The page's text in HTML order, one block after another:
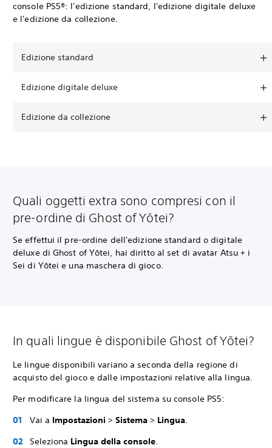
console PS5®: l'edizione standard, l'edizione digitale deluxe
e l'edizione da collezione.
Edizione standard
Edizione digitale deluxe
Edizione da collezione
Quali oggetti extra sono compresi con il
pre-ordine di Ghost of Yōtei?
Se effettui il pre-ordine dell'edizione standard o digitale
deluxe di Ghost of Yōtei, hai diritto al set di avatar Atsu + i
Sei di Yōtei e una maschera di gioco.
In quali lingue è disponibile Ghost of Yōtei?
Le lingue disponibili variano a seconda della regione di
acquisto del gioco e dalle impostazioni relative alla lingua.
Per modificare la lingua del sistema su console PS5:
Vai a Impostazioni > Sistema > Lingua‎.‎
Seleziona Lingua della console.